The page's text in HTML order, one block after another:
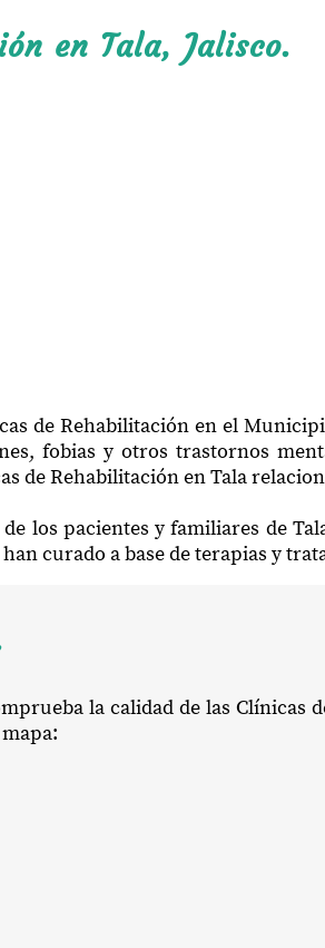
en Tala, Jalisco.
de Rehabilitación en el
fobias y otros trastornos
de Rehabilitación en Tala
los pacientes y familiares de
curado a base de terapias y
la calidad de las Clínicas